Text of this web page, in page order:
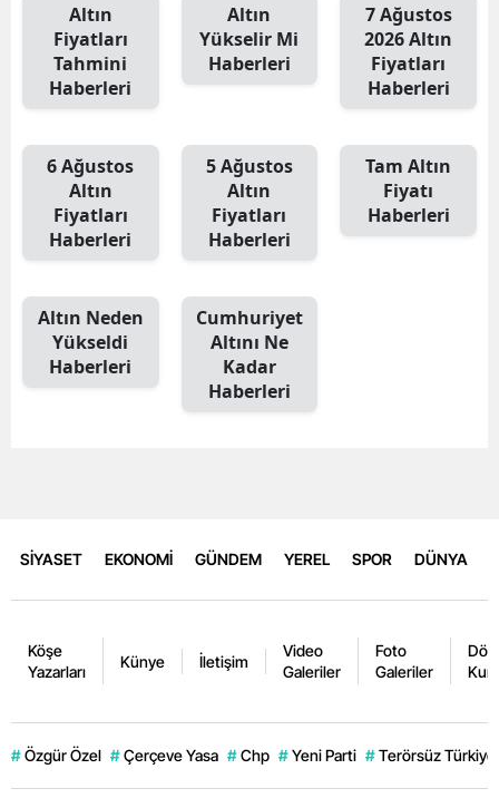
Altın
Fiyatları
Tahmini
Haberleri
Altın
Yükselir Mi
Haberleri
7 Ağustos
2026 Altın
Fiyatları
Haberleri
6 Ağustos
Altın
Fiyatları
Haberleri
5 Ağustos
Altın
Fiyatları
Haberleri
Tam Altın
Fiyatı
Haberleri
Altın Neden
Yükseldi
Haberleri
Cumhuriyet
Altını Ne
Kadar
Haberleri
SİYASET EKONOMİ GÜNDEM YEREL SPOR DÜNYA
Köşe
Yazarları
Künye İletişim
Video
Galeriler
Foto
Galeriler
# Özgür Özel # Çerçeve Yasa # Chp # Yeni Parti # Terörsüz Türkiye